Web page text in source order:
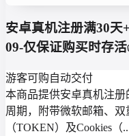
安卓真机注册满30
09-仅保证购买时存活
游客可购自动交付
本商品提供安卓真机注册
周期，附带微软邮箱、
（TOKEN）及Cookies（